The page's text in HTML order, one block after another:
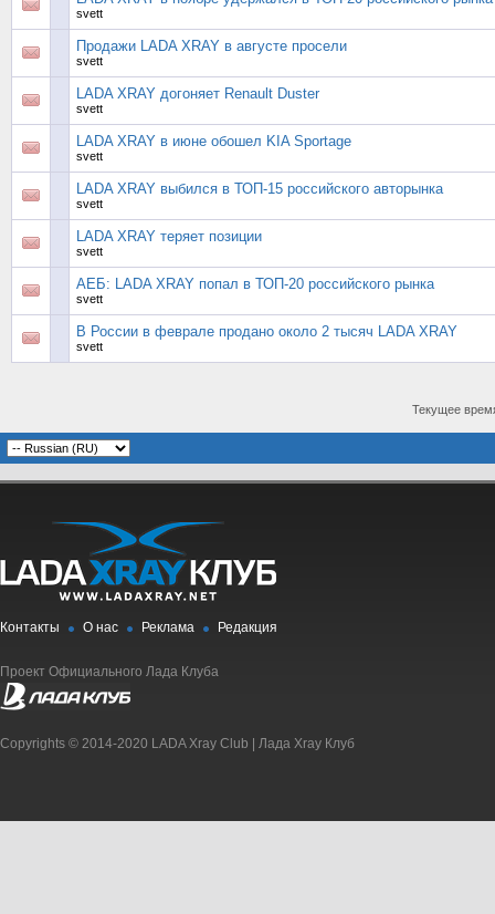
svett
Продажи LADA XRAY в августе просели
svett
LADA XRAY догоняет Renault Duster
svett
LADA XRAY в июне обошел KIA Sportage
svett
LADA XRAY выбился в ТОП-15 российского авторынка
svett
LADA XRAY теряет позиции
svett
АЕБ: LADA XRAY попал в ТОП-20 российского рынка
svett
В России в феврале продано около 2 тысяч LADA XRAY
svett
Текущее
Контакты О нас Реклама Редакция
Проект Официального Лада Клуба
Copyrights © 2014-2020 LADA Xray Club | Лада Xray Клуб